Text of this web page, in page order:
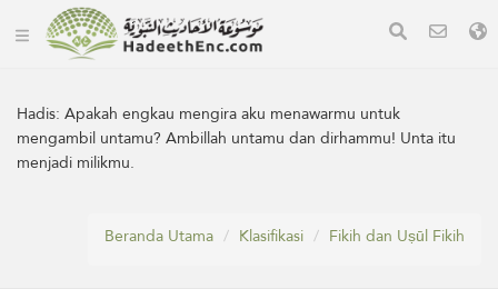
Hadis:Apakah engkau mengira aku menawarmu untuk
mengambil untamu? Ambillah untamu dan dirhammu! Unta itu
menjadi milikmu.
Beranda Utama Klasifikasi Fikih dan Uṣūl Fikih